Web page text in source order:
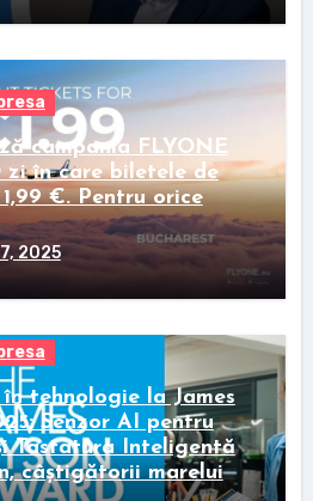
campania FLYONE
zi în care biletele de
€. Pentru orice
2025
tehnologie la James
Senzor AI pentru
Tastatura Inteligentă
câștigătorii marelui